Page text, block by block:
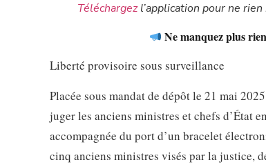
Téléchargezl’application pour ne rien
Ne manquez plus
Liberté provisoire sous surveillance
Placée sous mandat de dépôt le 21 mai
juger les anciens ministres et chefs d’État
accompagnée du port d’un bracelet
cinq anciens ministres visés par la justice,